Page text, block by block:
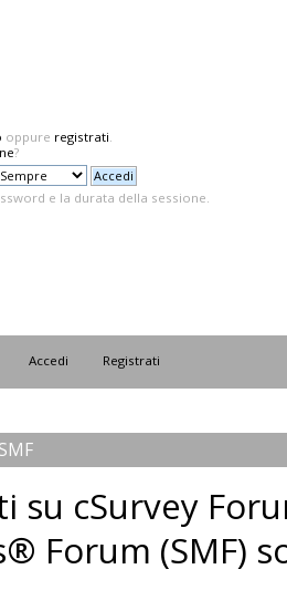
oppure registrati.
?
e la durata della sessione.
Accedi Registrati
su cSurvey
Forum (SMF)